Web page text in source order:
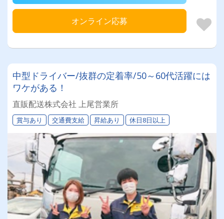
オンライン応募
中型ドライバー/抜群の定着率/50～60代活躍には
ワケがある！
直販配送株式会社 上尾営業所
賞与あり 交通費支給 昇給あり 休日8日以上